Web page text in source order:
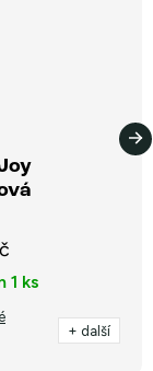
1 ks
+ další